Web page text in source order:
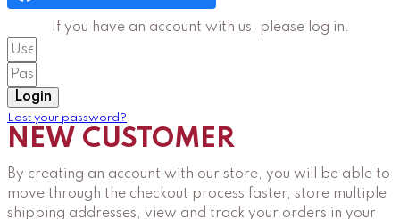
If you have an account with us, please log in.
Login
Lost your password?
NEW CUSTOMER
By creating an account with our store, you will be able to
move through the checkout process faster, store multiple
shipping addresses, view and track your orders in your